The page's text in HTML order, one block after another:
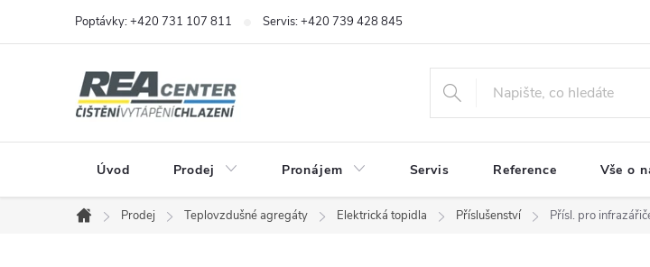
Poptávky: +420 731 107 811 Servis: +420 739 428 845
Úvod Prodej Pronájem Servis Reference Vše o
Domů
Prodej Teplovzdušné agregáty Elektrická topidla Příslušenství Přísl. pro